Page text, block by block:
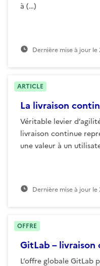
à (…)
Dernière mise à jour le
La livraison
Véritable levier
livraison continue
une valeur à un
Dernière mise à jour le
ARTICLE
GitLab – livraison
L’offre globale GitLab
OFFRE